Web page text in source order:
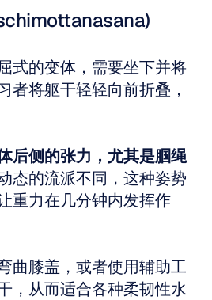
式的变体，需要坐下并将
者将躯干轻轻向前折叠，
后侧的张力，尤其是腘绳
态的流派不同，这种姿势
重力在几分钟内发挥作
曲膝盖，或者使用辅助工
，从而适合各种柔韧性水